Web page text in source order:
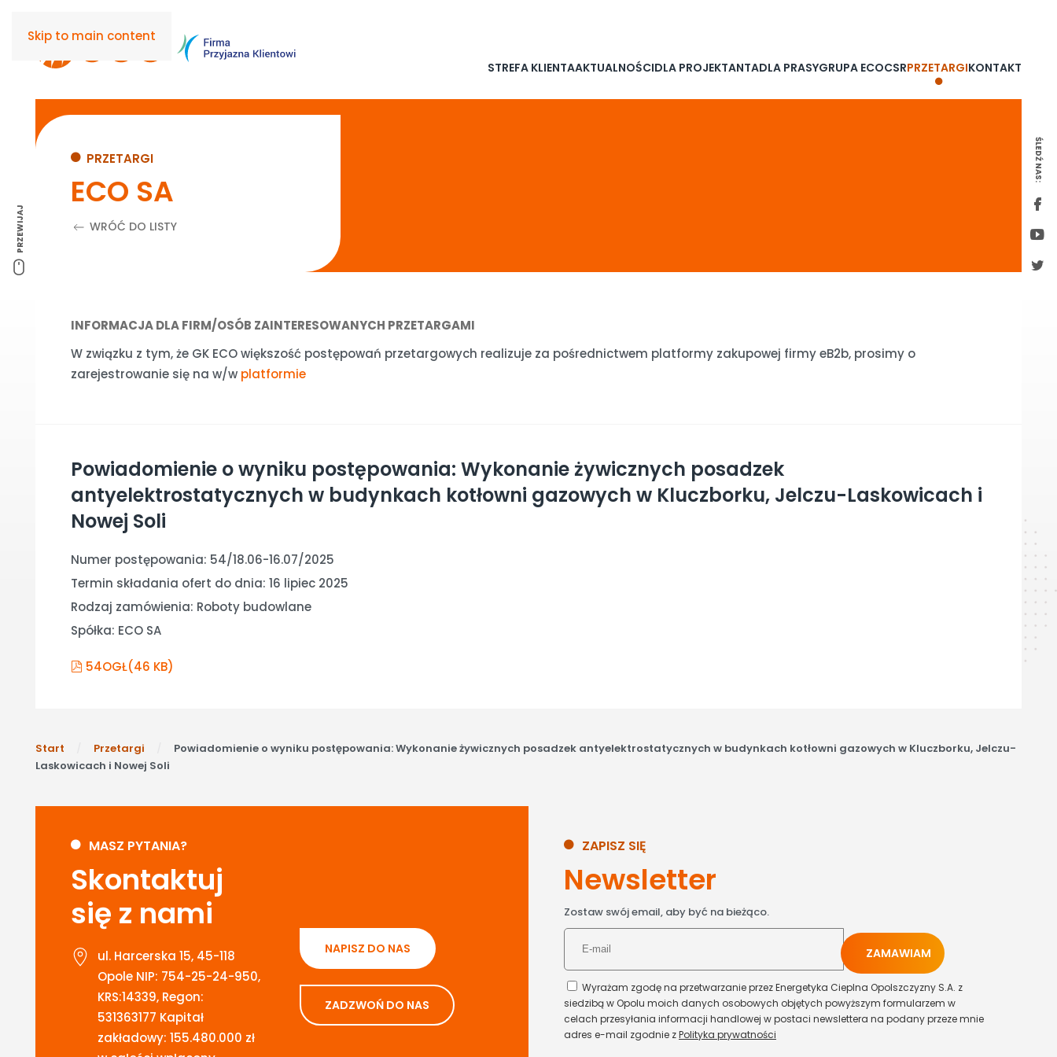
Skip to main content
STREFA KLIENTAAKTUALNOŚCIDLA PROJEKTANTADLA PRASYGRUPA ECOCSRPRZETARGIKONTAKT
PRZETARGI
ECO SA
WRÓĆ DO LISTY
PRZEWIJAJ
ŚLEDŹ NAS:
INFORMACJA DLA FIRM/OSÓB ZAINTERESOWANYCH PRZETARGAMI
W związku z tym, że GK ECO większość postępowań przetargowych realizuje za pośrednictwem platformy zakupowej firmy eB2b, prosimy o
zarejestrowanie się na w/w platformie
Powiadomienie o wyniku postępowania: Wykonanie żywicznych posadzek
antyelektrostatycznych w budynkach kotłowni gazowych w Kluczborku, Jelczu-Laskowicach i
Nowej Soli
Numer postępowania: 54/18.06-16.07/2025
Termin składania ofert do dnia: 16 lipiec 2025
Rodzaj zamówienia: Roboty budowlane
Spółka: ECO SA
pdf
54OGŁ(46 KB)
Start Przetargi
Powiadomienie o wyniku postępowania: Wykonanie żywicznych posadzek antyelektrostatycznych w budynkach kotłowni gazowych w Kluczborku, Jelczu-
Laskowicach i Nowej Soli
MASZ PYTANIA?
Skontaktuj
się z nami
ul. Harcerska 15, 45-118
Opole NIP: 754-25-24-950,
KRS:14339, Regon:
531363177 Kapitał
zakładowy: 155.480.000 zł
NAPISZ DO NAS
ZADZWOŃ DO NAS
ZAPISZ SIĘ
Newsletter
Zostaw swój email, aby być na bieżąco.
Wyrażam zgodę na przetwarzanie przez Energetyka Cieplna Opolszczyzny S.A. z
siedzibą w Opolu moich danych osobowych objętych powyższym formularzem w
celach przesyłania informacji handlowej w postaci newslettera na podany przeze mnie
adres e-mail zgodnie zPolityka prywatności